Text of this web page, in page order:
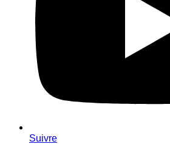
Suivre